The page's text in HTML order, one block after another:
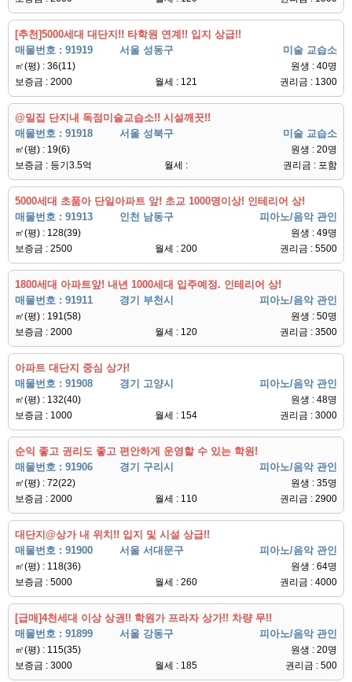
[추천]5000세대 대단지!! 타학원 연계!! 입지 상급!!
매물번호 : 91919
서울 성동구 미술 교습소
㎡(평) : 36(11)
원생 : 40명
보증금 : 2000
월세 : 121 권리금 : 1300
@밀집 단지내 독점미술교습소!! 시설깨끗!!
매물번호 : 91918
서울 성북구 미술 교습소
㎡(평) : 19(6)
원생 : 20명
보증금 : 등기3.5억
월세 : 권리금 : 포함
5000세대 초품아 단일아파트 앞! 초교 1000명이상! 인테리어 상!
매물번호 : 91913
인천 남동구 피아노/음악 관인
㎡(평) : 128(39)
원생 : 49명
보증금 : 2500
월세 : 200 권리금 : 5500
1800세대 아파트앞! 내년 1000세대 입주예정. 인테리어 상!
매물번호 : 91911
경기 부천시 피아노/음악 관인
㎡(평) : 191(58)
원생 : 50명
보증금 : 2000
월세 : 120 권리금 : 3500
아파트 대단지 중심 상가!
매물번호 : 91908
경기 고양시 피아노/음악 관인
㎡(평) : 132(40)
원생 : 48명
보증금 : 1000
월세 : 154 권리금 : 3000
순익 좋고 권리도 좋고 편안하게 운영할 수 있는 학원!
매물번호 : 91906
경기 구리시 피아노/음악 관인
㎡(평) : 72(22)
원생 : 35명
보증금 : 2000
월세 : 110 권리금 : 2900
대단지@상가 내 위치!! 입지 및 시설 상급!!
매물번호 : 91900
서울 서대문구 피아노/음악 관인
㎡(평) : 118(36)
원생 : 64명
보증금 : 5000
월세 : 260 권리금 : 4000
[급매]4천세대 이상 상권!! 학원가 프라자 상가!! 차량 무!!
매물번호 : 91899
서울 강동구 피아노/음악 관인
㎡(평) : 115(35)
원생 : 20명
보증금 : 3000
월세 : 185 권리금 : 500